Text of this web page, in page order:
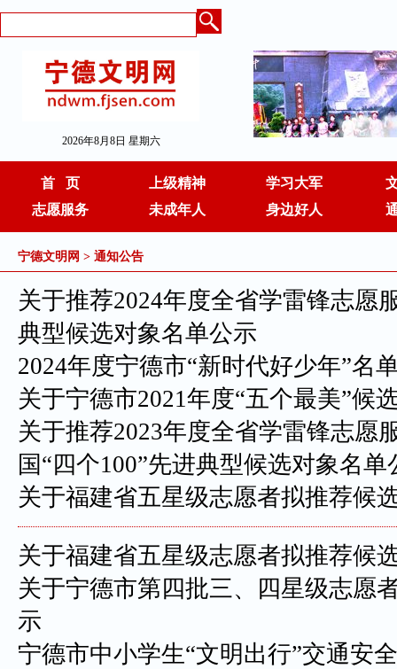
2026年8月8日 星期六
首 页 上级精神
学习大军
志愿服务
未成年人 身边好人
宁德文明网 > 通知公告
关于推荐2024年度全省学雷锋志愿
典型候选对象名单公示
2024年度宁德市“新时代好少年”名
关于宁德市2021年度“五个最美”候
关于推荐2023年度全省学雷锋志愿
国“四个100”先进典型候选对象名单
关于福建省五星级志愿者拟推荐候
关于福建省五星级志愿者拟推荐候
关于宁德市第四批三、四星级志愿
示
宁德市中小学生“文明出行”交通安